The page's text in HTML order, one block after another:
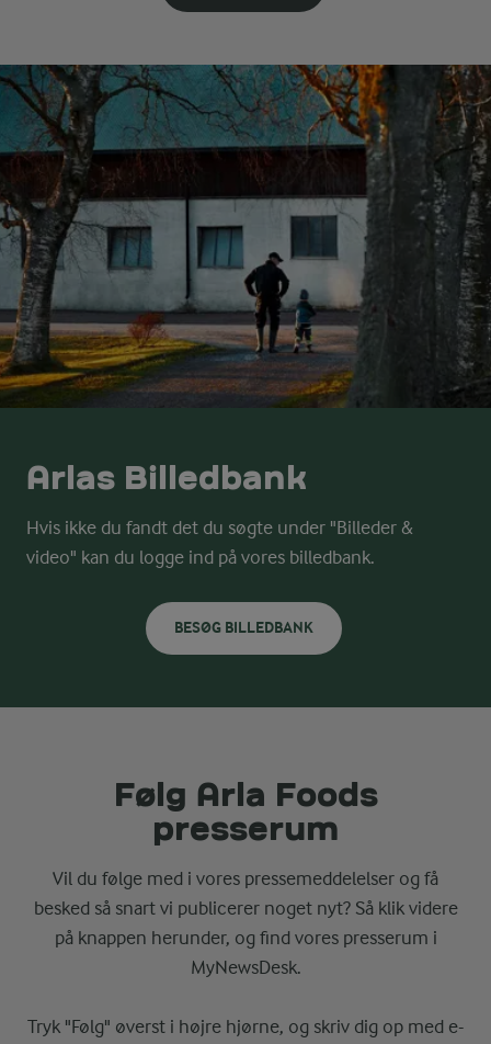
Arlas Billedbank
Hvis ikke du fandt det du søgte under "Billeder &
video" kan du logge ind på vores billedbank.
BESØG BILLEDBANK
Følg Arla Foods
presserum
Vil du følge med i vores pressemeddelelser og få
besked så snart vi publicerer noget nyt? Så klik videre
på knappen herunder, og find vores presserum i
MyNewsDesk.
Tryk "Følg" øverst i højre hjørne, og skriv dig op med e-